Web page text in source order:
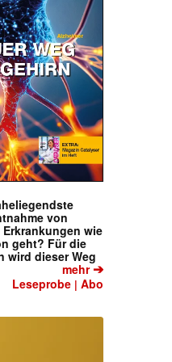
von
wie
geht? Für die
wird dieser Weg
mehr➔
Leseprobe |Abo